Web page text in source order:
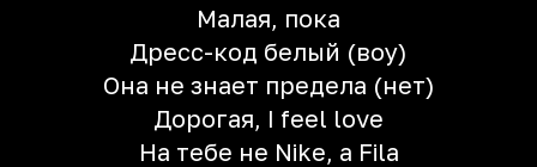
Малая, пока
Дресс-код белый (воу)
Она не знает предела (нет)
Дорогая, I feel love
На тебе не Nike, а Fila